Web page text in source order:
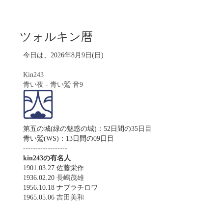
ツォルキン暦
今日は、2026年8月9日(日)
Kin243
青い夜 - 青い鷲 音9
第五の城(緑の魅惑の城)：52日間の35日目
青い鷲(WS)：13日間の09日目
------------------
kin243の有名人
1901.03.27 佐藤栄作
1936.02.20 長嶋茂雄
1956.10.18 ナブラチロワ
1965.05.06 吉田美和